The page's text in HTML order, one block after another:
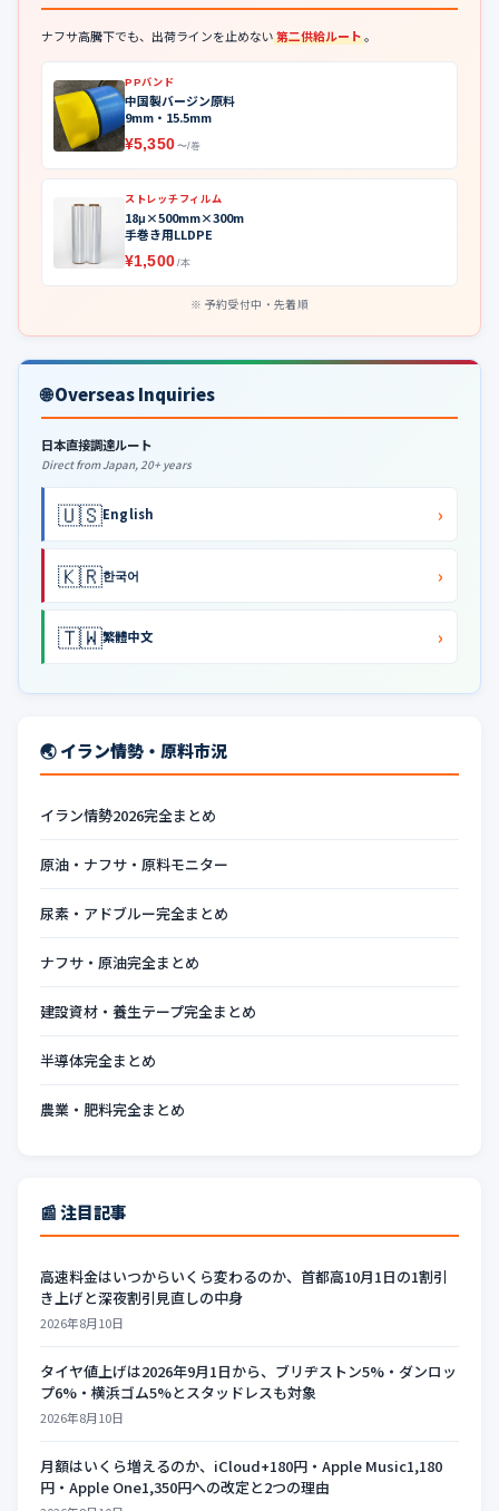
ナフサ高騰下でも、出荷ラインを止めない第二供給ルート。
PPバンド
中国製バージン原料
9mm・15.5mm
¥5,350 〜/巻
ストレッチフィルム
18μ×500mm×300m
手巻き用LLDPE
¥1,500 /本
予約受付中・先着順
🌐 Overseas Inquiries
日本直接調達ルート
Direct from Japan, 20+ years
🇺🇸English ›
🇰🇷한국어 ›
🇹🇼繁體中文 ›
🌏 イラン情勢・原料市況
イラン情勢2026完全まとめ
原油・ナフサ・原料モニター
尿素・アドブルー完全まとめ
ナフサ・原油完全まとめ
建設資材・養生テープ完全まとめ
半導体完全まとめ
農業・肥料完全まとめ
📰 注目記事
高速料金はいつからいくら変わるのか、首都高10月1日の1割引
き上げと深夜割引見直しの中身
2026年8月10日
タイヤ値上げは2026年9月1日から、ブリヂストン5%・ダンロッ
プ6%・横浜ゴム5%とスタッドレスも対象
2026年8月10日
月額はいくら増えるのか、iCloud+180円・Apple Music1,180
円・Apple One1,350円への改定と2つの理由